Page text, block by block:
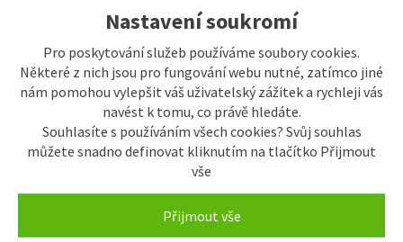
Nastavení soukromí
Pro poskytování služeb používáme soubory cookies.
Některé z nich jsou pro fungování webu nutné, zatímco jiné
nám pomohou vylepšit váš uživatelský zážitek a rychleji vás
navést k tomu, co právě hledáte.
Souhlasíte s používáním všech cookies? Svůj souhlas
můžete snadno definovat kliknutím na tlačítko Přijmout
vše
Přijmout vše
14.990 Kč